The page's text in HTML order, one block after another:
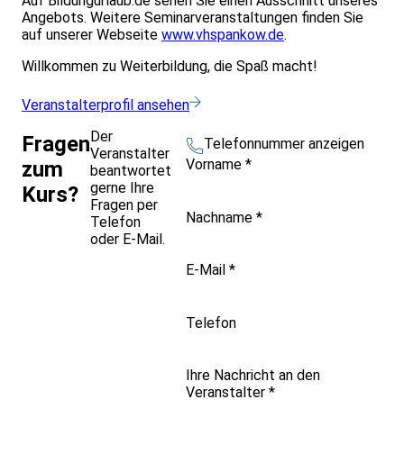
Angebots. Weitere Seminarveranstaltungen finden Sie
auf unserer Webseite www.vhspankow.de.
Willkommen zu Weiterbildung, die Spaß macht!
Veranstalterprofil ansehen
Fragen
zum
Kurs?
Der
Veranstalter
beantwortet
gerne Ihre
Fragen per
Telefon
oder E-Mail.
Telefonnummer anzeigen
Vorname *
Nachname *
E-Mail *
Telefon
Ihre Nachricht an den
Veranstalter *